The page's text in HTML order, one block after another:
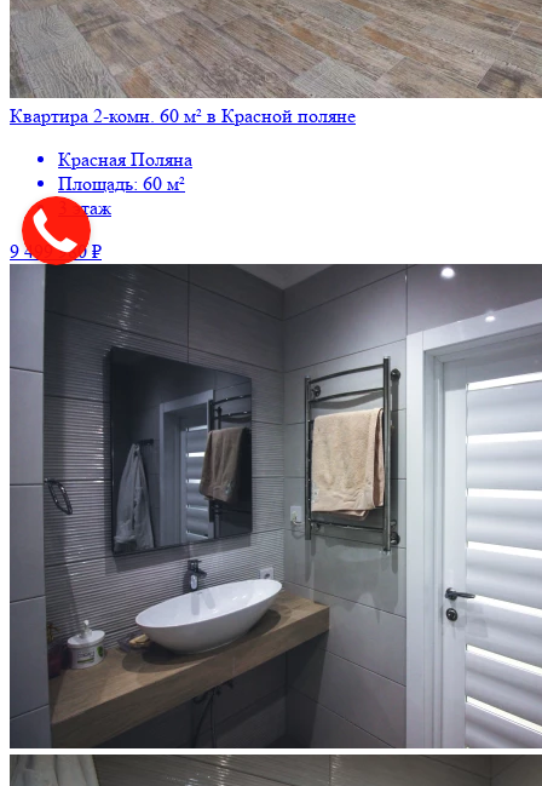
Квартира 2-комн. 60 м² в Красной поляне
Красная Поляна
Площадь: 60 м²
3 этаж
9 499 980 ₽